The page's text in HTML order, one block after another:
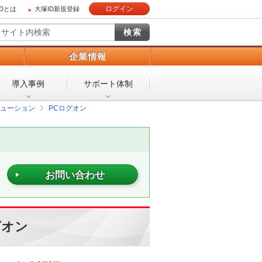
とは 大塚ID新規登録 ログイン
企業情報
導入事例 サポート体制
ーション
PCログオン
お問い合わせ
ン